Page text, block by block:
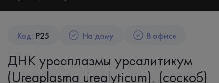
Код: P25 На дому В офисе
ДНК уреаплазмы уреалитикум
(Ureaplasma urealyticum), (соскоб)